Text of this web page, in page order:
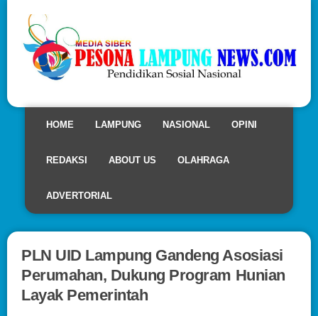
HOME LAMPUNG NASIONAL OPINI
REDAKSI ABOUT US OLAHRAGA
ADVERTORIAL
PLN UID Lampung Gandeng Asosiasi
Perumahan, Dukung Program Hunian
Layak Pemerintah